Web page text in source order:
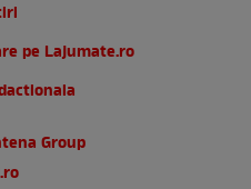
pe Lajumate.ro
Group